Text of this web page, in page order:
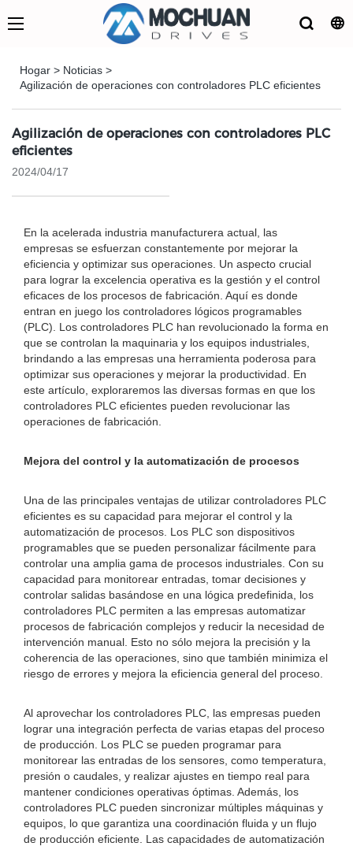
Hogar > Noticias >
Agilización de operaciones con controladores PLC eficientes
Agilización de operaciones con controladores PLC
eficientes
2024/04/17
En la acelerada industria manufacturera actual, las
empresas se esfuerzan constantemente por mejorar la
eficiencia y optimizar sus operaciones. Un aspecto crucial
para lograr la excelencia operativa es la gestión y el control
eficaces de los procesos de fabricación. Aquí es donde
entran en juego los controladores lógicos programables
(PLC). Los controladores PLC han revolucionado la forma en
que se controlan la maquinaria y los equipos industriales,
brindando a las empresas una herramienta poderosa para
optimizar sus operaciones y mejorar la productividad. En
este artículo, exploraremos las diversas formas en que los
controladores PLC eficientes pueden revolucionar las
operaciones de fabricación.
Mejora del control y la automatización de procesos
Una de las principales ventajas de utilizar controladores PLC
eficientes es su capacidad para mejorar el control y la
automatización de procesos. Los PLC son dispositivos
programables que se pueden personalizar fácilmente para
controlar una amplia gama de procesos industriales. Con su
capacidad para monitorear entradas, tomar decisiones y
controlar salidas basándose en una lógica predefinida, los
controladores PLC permiten a las empresas automatizar
procesos de fabricación complejos y reducir la necesidad de
intervención manual. Esto no sólo mejora la precisión y la
coherencia de las operaciones, sino que también minimiza el
riesgo de errores y mejora la eficiencia general del proceso.
Al aprovechar los controladores PLC, las empresas pueden
lograr una integración perfecta de varias etapas del proceso
de producción. Los PLC se pueden programar para
monitorear las entradas de los sensores, como temperatura,
presión o caudales, y realizar ajustes en tiempo real para
mantener condiciones operativas óptimas. Además, los
controladores PLC pueden sincronizar múltiples máquinas y
equipos, lo que garantiza una coordinación fluida y un flujo
de producción eficiente. Las capacidades de automatización